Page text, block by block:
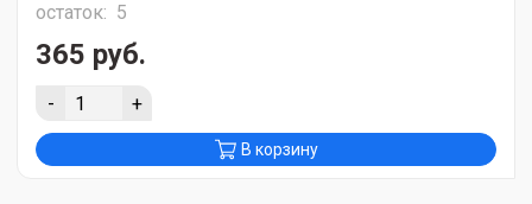
остаток: 5
365 руб.
- +
В корзину